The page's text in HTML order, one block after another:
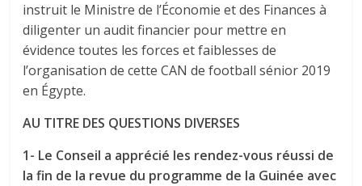
instruit le Ministre de l’Économie et des Finances à
diligenter un audit financier pour mettre en
évidence toutes les forces et faiblesses de
l’organisation de cette CAN de football sénior 2019
en Égypte.
AU TITRE DES QUESTIONS DIVERSES
1- Le Conseil a apprécié les rendez-vous réussi de
la fin de la revue du programme de la Guinée avec